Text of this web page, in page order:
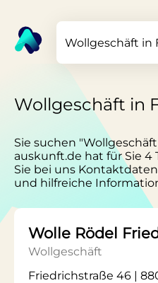
Wollgeschäft in
Sie suchen
auskunft.de hat für Sie 4
Sie bei uns
und hilfreiche
Wolle Rödel
Wollgeschäft
Friedrichstraße 46 |